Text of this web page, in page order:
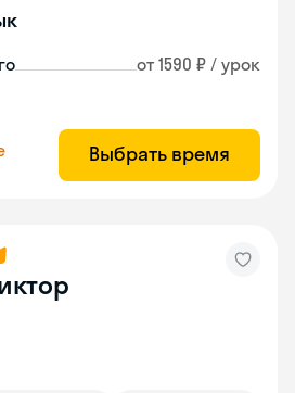
от 1590 ₽ / урок
Выбрать время